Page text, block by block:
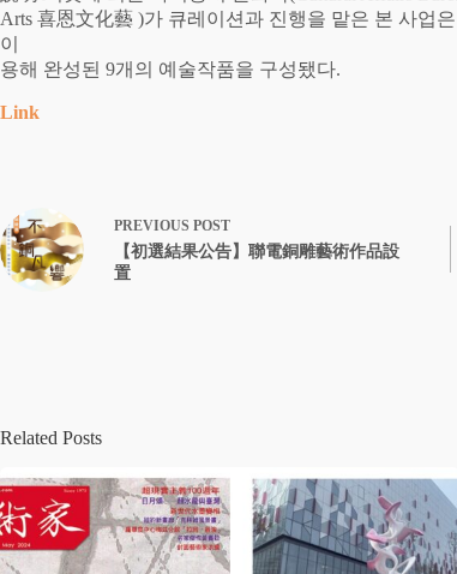
Arts 喜恩文化藝 )가 큐레이션과 진행을 맡은 본 사업
이
용해 완성된 9개의 예술작품을 구성됐다.
Link
PREVIOUS POST
【初選結果公告】聯電銅雕藝術作品設
置
Related Posts